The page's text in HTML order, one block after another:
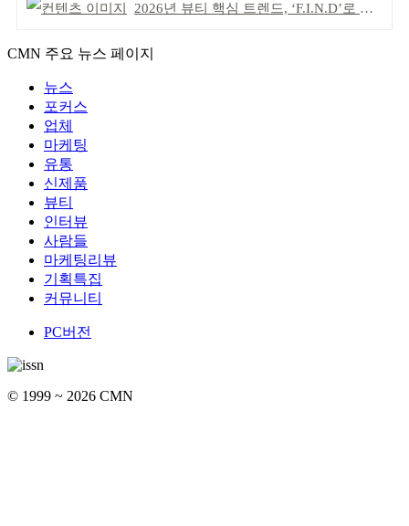
2026년 뷰티 핵심 트렌드, ‘F.I.N.D’로 읽는다
CMN 주요 뉴스 페이지
뉴스
포커스
업체
마케팅
유통
신제품
뷰티
인터뷰
사람들
마케팅리뷰
기획특집
커뮤니티
PC버전
© 1999 ~ 2026 CMN